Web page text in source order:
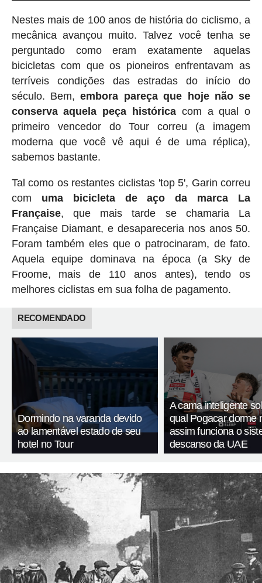
Nestes mais de 100 anos de história do ciclismo, a
mecânica avançou muito. Talvez você tenha se
perguntado como eram exatamente aquelas
bicicletas com que os pioneiros enfrentavam as
terríveis condições das estradas do início do
século. Bem,embora pareça que hoje não se
conserva aquela peça histórica com a qual o
primeiro vencedor do Tour correu (a imagem
moderna que você vê aqui é de uma réplica),
sabemos bastante.
Tal como os restantes ciclistas 'top 5', Garin correu
com uma bicicleta de aço da marca La
Française, que mais tarde se chamaria La
Française Diamant, e desapareceria nos anos 50.
Foram também eles que o patrocinaram, de fato.
Aquela equipe dominava na época (a Sky de
Froome, mais de 110 anos antes), tendo os
melhores ciclistas em sua folha de pagamento.
RECOMENDADO
Dormindo na varanda devido
ao lamentável estado de seu
hotel no Tour
A cama inteligente
qual Pogacar dorme
assim funciona o
descanso da UAE